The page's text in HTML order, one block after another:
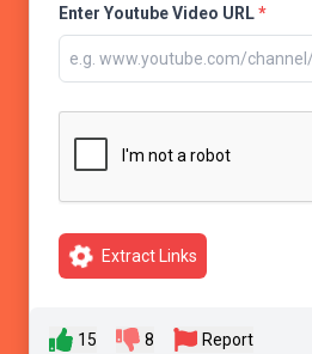
Enter Youtube Video URL*
Extract Links
15 8 Report